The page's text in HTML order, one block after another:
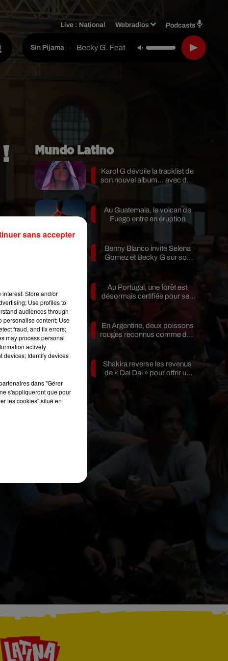
Live : National Webradios Podcasts
Sin Pijama - Becky G. Feat. Natti Natasha
un
Mundo Latino
Karol G dévoile la tracklist de
son nouvel album… avec des
Au Guatemala, le volcan de
Fuego entre en éruption
Benny Blanco invite Selena
Gomez et Becky G sur son
Au Portugal, une forêt est
désormais certifiée pour ses
bienfaits...
En Argentine, deux poissons
rouges reconnus comme des
Shakira reverse les revenus
de « Dai Dai » pour offrir un
Store and/or
Use profiles to
audiences through
personalise content; Use
fraud, and fix errors;
may process personal
actively
devices; Identify devices
dans "Gérer
s'appliqueront que pour
les cookies" situé en
sans accepter